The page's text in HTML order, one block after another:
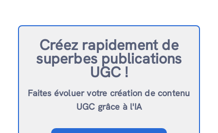
Créez rapidement de
superbes publications
UGC !
Faites évoluer votre création de contenu
UGC grâce à l'IA